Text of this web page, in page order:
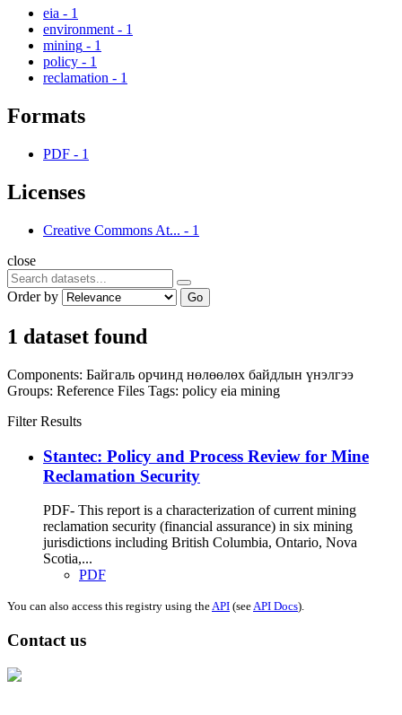
eia - 1
environment - 1
mining - 1
policy - 1
reclamation - 1
Formats
PDF - 1
Licenses
Creative Commons At... - 1
close
Order by Go
1 dataset found
Components: Байгаль орчинд нөлөөлөх байдлын үнэлгээ
Groups: Reference Files Tags: policy eia mining
Filter Results
Stantec: Policy and Process Review for Mine
Reclamation Security
PDF- This report is a characterization of current mining
reclamation security (financial assurance) in six mining
jurisdictions including British Columbia, Ontario, Nova
Scotia,...
PDF
You can also access this registry using theAPI (seeAPI Docs).
Contact us